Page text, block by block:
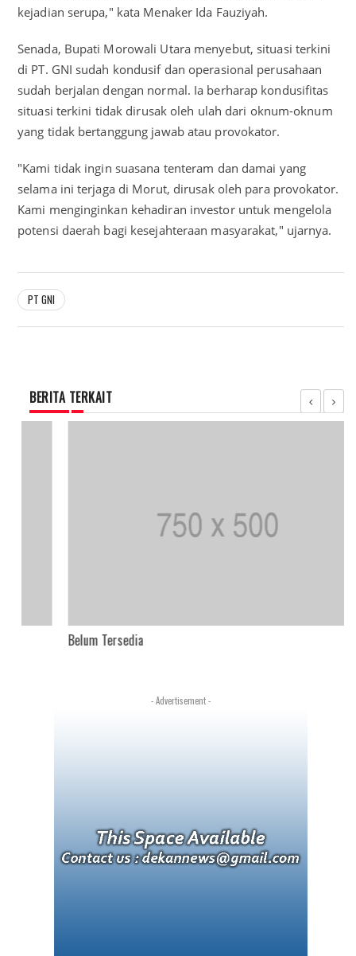
kejadian serupa," kata Menaker Ida Fauziyah.
Senada, Bupati Morowali Utara menyebut, situasi terkini
di PT. GNI sudah kondusif dan operasional perusahaan
sudah berjalan dengan normal. Ia berharap kondusifitas
situasi terkini tidak dirusak oleh ulah dari oknum-oknum
yang tidak bertanggung jawab atau provokator.
"Kami tidak ingin suasana tenteram dan damai yang
selama ini terjaga di Morut, dirusak oleh para provokator.
Kami menginginkan kehadiran investor untuk mengelola
potensi daerah bagi kesejahteraan masyarakat," ujarnya.
PT GNI
BERITA TERKAIT
Belum Tersedia
- Advertisement -